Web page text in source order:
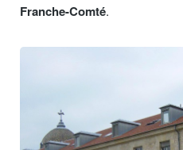
Franche-Comté.